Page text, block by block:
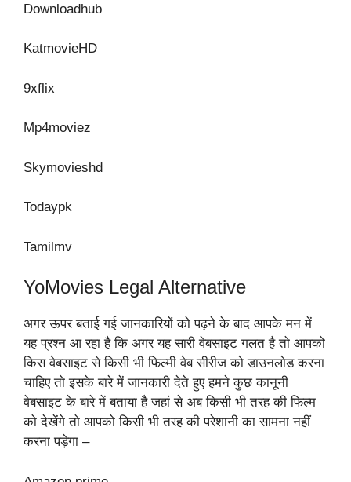
Downloadhub
KatmovieHD
9xflix
Mp4moviez
Skymovieshd
Todaypk
Tamilmv
YoMovies Legal Alternative
अगर ऊपर बताई गई जानकारियों को पढ़ने के बाद आपके मन में
यह प्रश्न आ रहा है कि अगर यह सारी वेबसाइट गलत है तो आपको
किस वेबसाइट से किसी भी फिल्मी वेब सीरीज को डाउनलोड करना
चाहिए तो इसके बारे में जानकारी देते हुए हमने कुछ कानूनी
वेबसाइट के बारे में बताया है जहां से अब किसी भी तरह की फिल्म
को देखेंगे तो आपको किसी भी तरह की परेशानी का सामना नहीं
करना पड़ेगा –